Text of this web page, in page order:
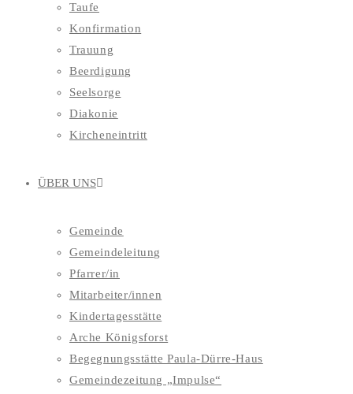
Taufe
Konfirmation
Trauung
Beerdigung
Seelsorge
Diakonie
Kircheneintritt
ÜBER UNS
Gemeinde
Gemeindeleitung
Pfarrer/in
Mitarbeiter/innen
Kindertagesstätte
Arche Königsforst
Begegnungsstätte Paula-Dürre-Haus
Gemeindezeitung „Impulse“